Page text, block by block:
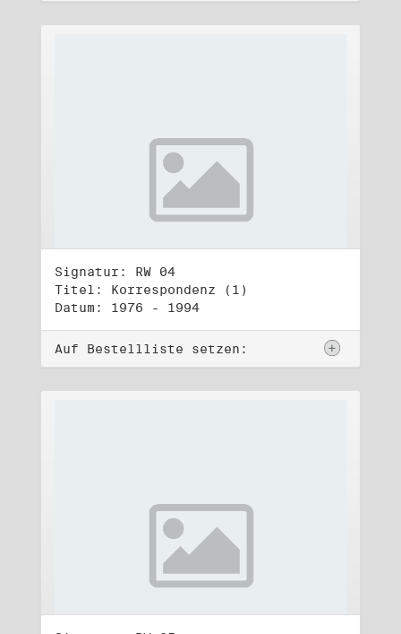
Signatur: RW 04
Titel: Korrespondenz (1)
Datum: 1976 - 1994
Auf Bestellliste setzen: